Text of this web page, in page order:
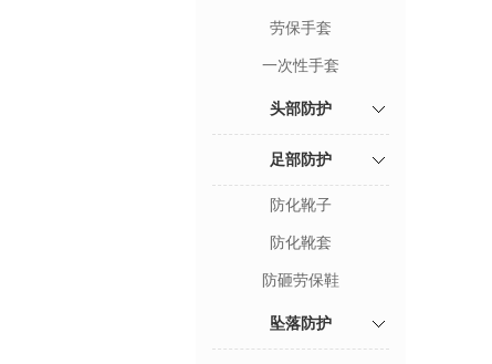
劳保手套
一次性手套
头部防护
足部防护
防化靴子
防化靴套
防砸劳保鞋
坠落防护